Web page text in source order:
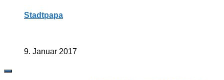
Stadtpapa
9. Januar 2017